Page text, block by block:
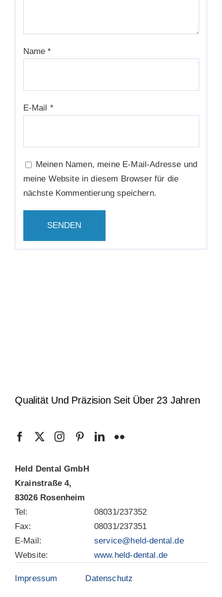
Name*
E-Mail *
Meinen Namen, meine E-Mail-Adresse und
meine Website in diesem Browser für die
nächste Kommentierung speichern.
Qualität Und Präzision Seit Über 23 Jahren
Held Dental GmbH
Krainstraße 4,
83026 Rosenheim
Tel:
08031/237352
Fax:
08031/237351
E-Mail:
service@held-dental.de
Website:
www.held-dental.de
Impressum Datenschutz